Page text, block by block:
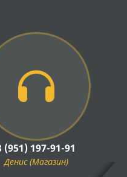
(951) 197-91-91
Денис (Магазин)